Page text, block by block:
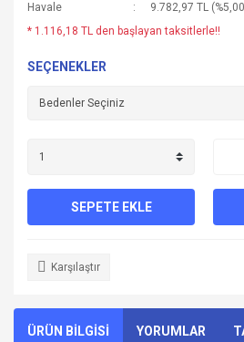
Havale
9.782,97 TL
* 1.116,18 TL den başlayan taksitlerle!!
SEÇENEKLER
SEPETE EKLE
Karşılaştır
ÜRÜN BİLGİSİ YORUMLAR